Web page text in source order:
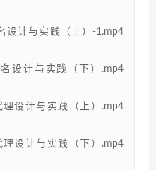
设计与实践（上）-1.mp4
设计与实践（下）.mp4
设计与实践（上）.mp4
设计与实践（下）.mp4